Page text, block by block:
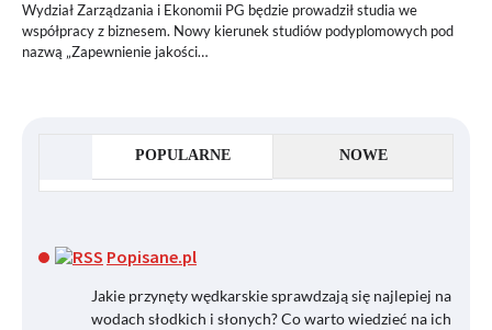
Wydział Zarządzania i Ekonomii PG będzie prowadził studia we
współpracy z biznesem. Nowy kierunek studiów podyplomowych pod
nazwą „Zapewnienie jakości…
POPULARNE NOWE
Popisane.pl
Jakie przynęty wędkarskie sprawdzają się najlepiej na
wodach słodkich i słonych? Co warto wiedzieć na ich